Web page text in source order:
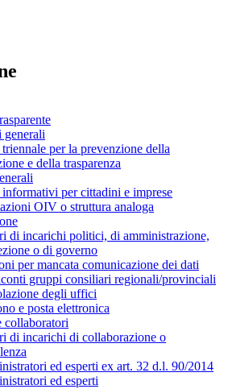
generali
per la prevenzione della
e della trasparenza
per cittadini e imprese
OIV o struttura analoga
di incarichi politici, di amministrazione,
o di governo
per mancata comunicazione dei dati
gruppi consiliari regionali/provinciali
degli uffici
e posta elettronica
collaboratori
di incarichi di collaborazione o
ed esperti ex art. 32 d.l. 90/2014
ed esperti